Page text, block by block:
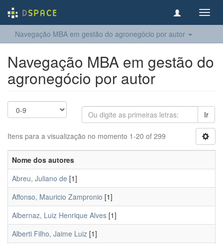
Navegação MBA em gestão do agronegócio por autor
Navegação MBA em gestão do
agronegócio por autor
Ir
Itens para a visualização no momento 1-20 of 299
Nome dos autores
Abreu, Juliano de [1]
Affonso, Mauricio Zampronio [1]
Albernaz, Luiz Henrique Alves [1]
Alberti Filho, Jaime Luiz [1]